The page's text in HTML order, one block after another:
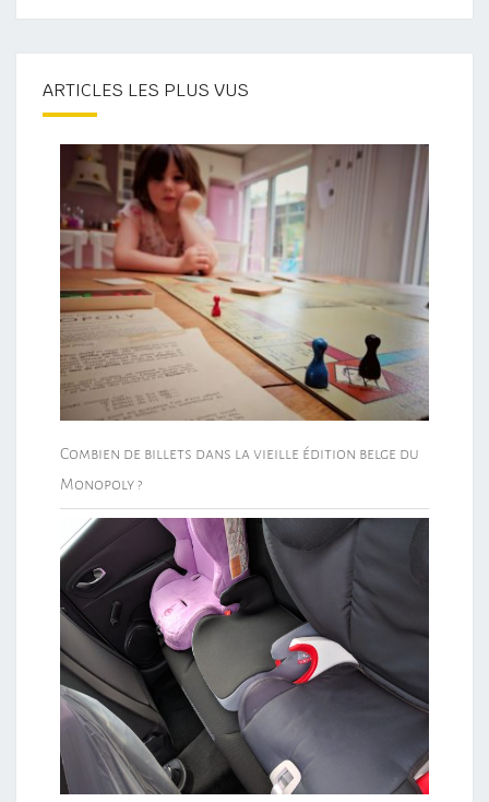
ARTICLES LES PLUS VUS
Combien de billets dans la vieille édition belge du
Monopoly ?